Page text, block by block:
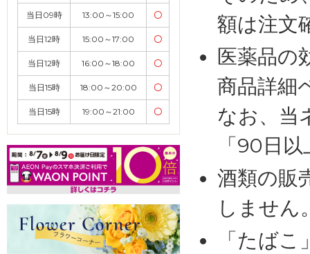
当日09時 13:00～15:00 〇
当日12時 15:00～17:00 〇
当日12時 16:00～18:00 〇
当日15時 18:00～20:00 〇
当日15時 19:00～21:00 〇
額は注文
医薬品の
商品詳細
なお、当
「90日
酒類の販
しません
「たば